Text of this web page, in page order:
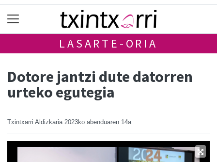
LASARTE-ORIA
Dotore jantzi dute datorren
urteko egutegia
Txintxarri Aldizkaria 2023ko abenduaren 14a